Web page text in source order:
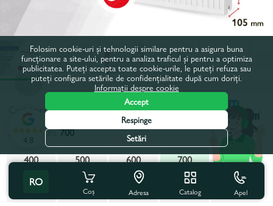
Codul produsului:50764
Latime, mm:700
400
500 600 700
800
900
1000 1200 1300
1400
RO
Coș Adresa Catalog Apel
4.8
Folosim cookie-uri și tehnologii similare pentru a asigura buna
funcționare a site-ului, pentru a analiza traficul și pentru a optimiza
publicitatea. Puteți accepta toate cookie-urile, le puteți refuza sau
puteți configura setările de confidențialitate după cum doriți.
Informații despre cookie
Accept
Respinge
Setări